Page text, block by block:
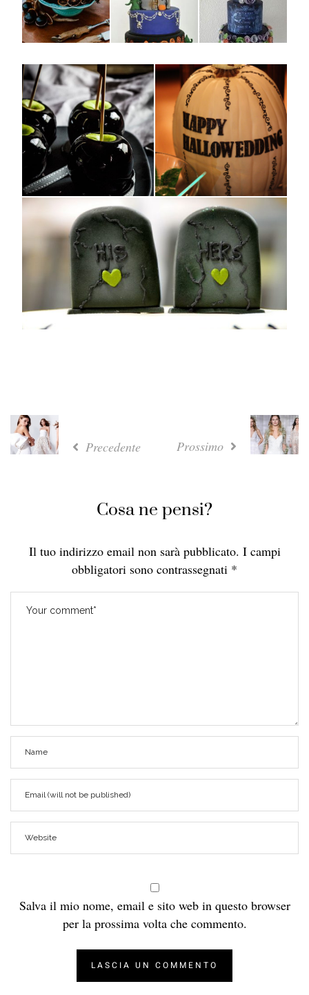
Precedente Prossimo
Cosa ne pensi?
Il tuo indirizzo email non sarà pubblicato. I campi
obbligatori sono contrassegnati *
Salva il mio nome, email e sito web in questo browser
per la prossima volta che commento.